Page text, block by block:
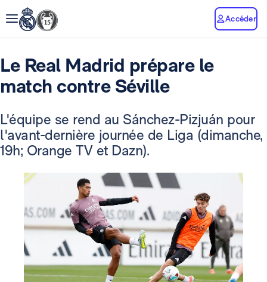
Accéder
Le Real Madrid prépare le
match contre Séville
L'équipe se rend au Sánchez-Pizjuán pour
l'avant-dernière journée de Liga (dimanche,
19h; Orange TV et Dazn).